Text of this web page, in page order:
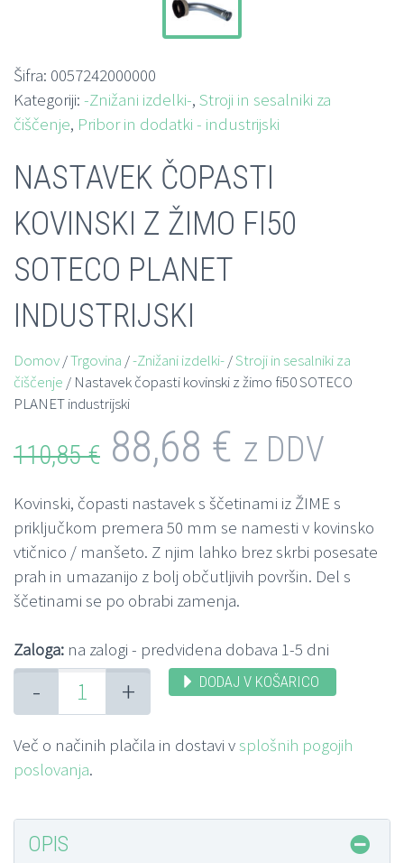
Šifra: 0057242000000
Kategoriji: -Znižani izdelki-, Stroji in sesalniki za
čiščenje, Pribor in dodatki - industrijski
NASTAVEK ČOPASTI
KOVINSKI Z ŽIMO FI50
SOTECO PLANET
INDUSTRIJSKI
Domov/Trgovina /-Znižani izdelki-/Stroji in sesalniki za
čiščenje / Nastavek čopasti kovinski z žimo fi50 SOTECO
PLANET industrijski
110,85€ 88,68 € z DDV
Kovinski, čopasti nastavek s ščetinami iz ŽIME s
priključkom premera 50 mm se namesti v kovinsko
vtičnico / manšeto. Z njim lahko brez skrbi posesate
prah in umazanijo z bolj občutljivih površin. Del s
ščetinami se po obrabi zamenja.
Zaloga: na zalogi - predvidena dobava 1-5 dni
- + DODAJ V KOŠARICO
Več o načinih plačila in dostavi vsplošnih pogojih
poslovanja.
OPIS